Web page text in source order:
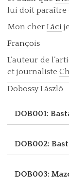
lui doit paraître
Mon cher Láci
François
L’auteur de
et journaliste
Dobossy László
DOB001:
DOB002:
DOB003: